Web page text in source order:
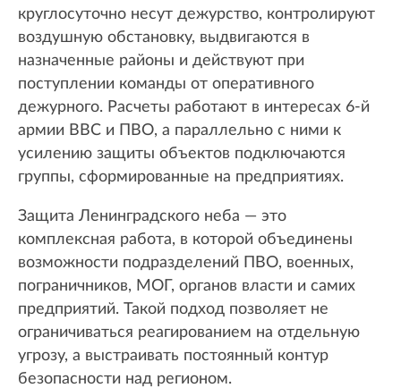
круглосуточно несут дежурство, контролируют
воздушную обстановку, выдвигаются в
назначенные районы и действуют при
поступлении команды от оперативного
дежурного. Расчеты работают в интересах 6-й
армии ВВС и ПВО, а параллельно с ними к
усилению защиты объектов подключаются
группы, сформированные на предприятиях.
Защита Ленинградского неба — это
комплексная работа, в которой объединены
возможности подразделений ПВО, военных,
пограничников, МОГ, органов власти и самих
предприятий. Такой подход позволяет не
ограничиваться реагированием на отдельную
угрозу, а выстраивать постоянный контур
безопасности над регионом.